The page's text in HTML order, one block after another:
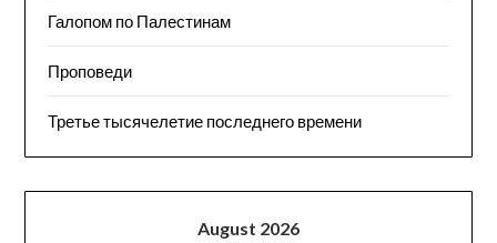
Галопом по Палестинам
Проповеди
Третье тысячелетие последнего времени
August 2026